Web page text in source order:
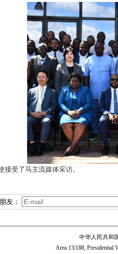
接受了马主流媒体采访。
友：
中华人民共和
Area 13/188, Presidential